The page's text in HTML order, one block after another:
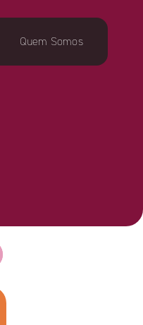
Quem Somos